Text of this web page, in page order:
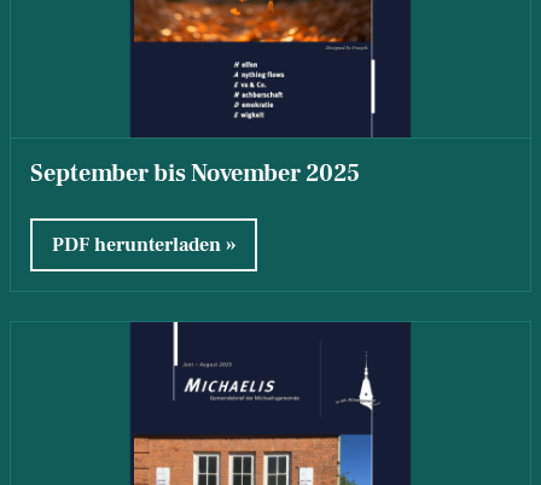
September bis November 2025
PDF herunterladen